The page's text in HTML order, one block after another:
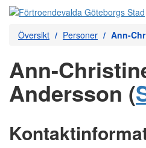
Översikt Personer Ann-
Ann-
Andersson (